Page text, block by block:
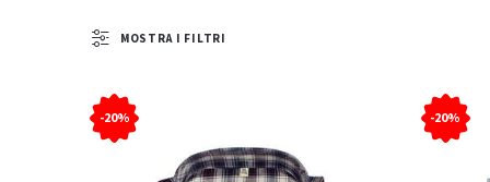
MOSTRA I FILTRI
-20% -20%